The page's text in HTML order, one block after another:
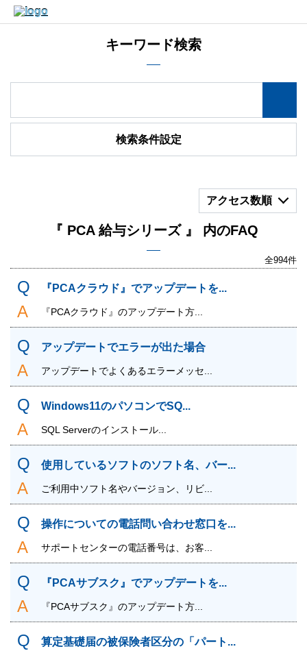
キーワード検索
検索条件設定
アクセス数順
『 PCA 給与シリーズ 』 内のFAQ
全994件
『PCAクラウド』でアップデートを...
『PCAクラウド』のアップデート方...
アップデートでエラーが出た場合
アップデートでよくあるエラーメッセ...
Windows11のパソコンでSQ...
SQL Serverのインストール...
使用しているソフトのソフト名、バー...
ご利用中ソフト名やバージョン、リビ...
操作についての電話問い合わせ窓口を...
サポートセンターの電話番号は、お客...
『PCAサブスク』でアップデートを...
『PCAサブスク』のアップデート方...
算定基礎届の被保険者区分の「パート...